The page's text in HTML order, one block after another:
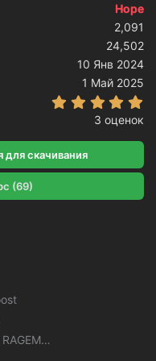
Hope
2,091
24,502
10 Янв 2024
1 Май 2025
3 оценок
для скачивания
(69)
Работает на всех проектах RAGEMP & alt:V